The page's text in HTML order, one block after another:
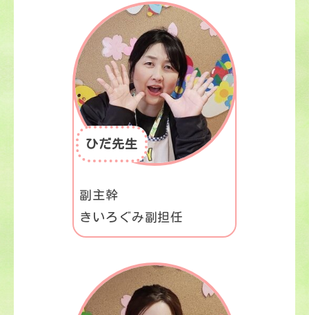
ひだ先生
副主幹
きいろぐみ副担任